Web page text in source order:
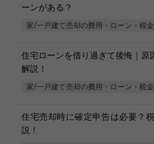
ーンがある？
家/一戸建て売却の費用・ローン・税金
住宅ローンを借り過ぎて後悔｜原
解説！
家/一戸建て売却の費用・ローン・税金
住宅売却時に確定申告は必要？
説！